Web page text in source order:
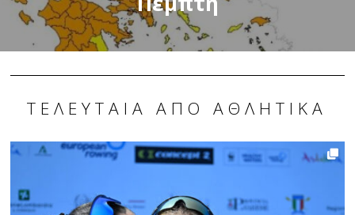
ΤΕΛΕΥΤΑΊΑ ΑΠΌ ΑΘΛΗΤΙΚΆ